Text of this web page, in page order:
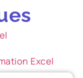
Excel